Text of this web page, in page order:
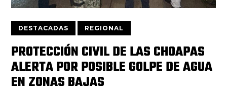
DESTACADAS REGIONAL
PROTECCIÓN CIVIL DE LAS CHOAPAS
ALERTA POR POSIBLE GOLPE DE AGUA
EN ZONAS BAJAS